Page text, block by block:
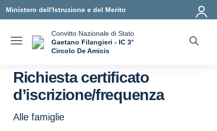
Ministero dell'Istruzione e del Merito
Convitto Nazionale di Stato
Gaetano Filangieri - IC 3°
Circolo De Amicis
Richiesta certificato
d’iscrizione/frequenza
Alle famiglie